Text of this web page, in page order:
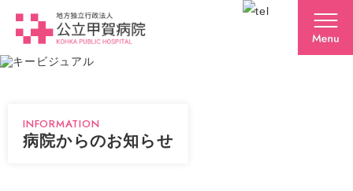
INFORMATION
病院からのお知らせ